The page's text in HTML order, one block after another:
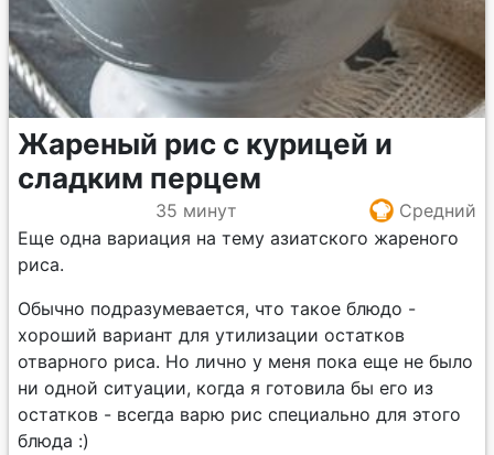
Жареный рис с курицей и
сладким перцем
35 минут
Средний
Еще одна вариация на тему азиатского жареного
риса.
Обычно подразумевается, что такое блюдо -
хороший вариант для утилизации остатков
отварного риса. Но лично у меня пока еще не было
ни одной ситуации, когда я готовила бы его из
остатков - всегда варю рис специально для этого
блюда :)